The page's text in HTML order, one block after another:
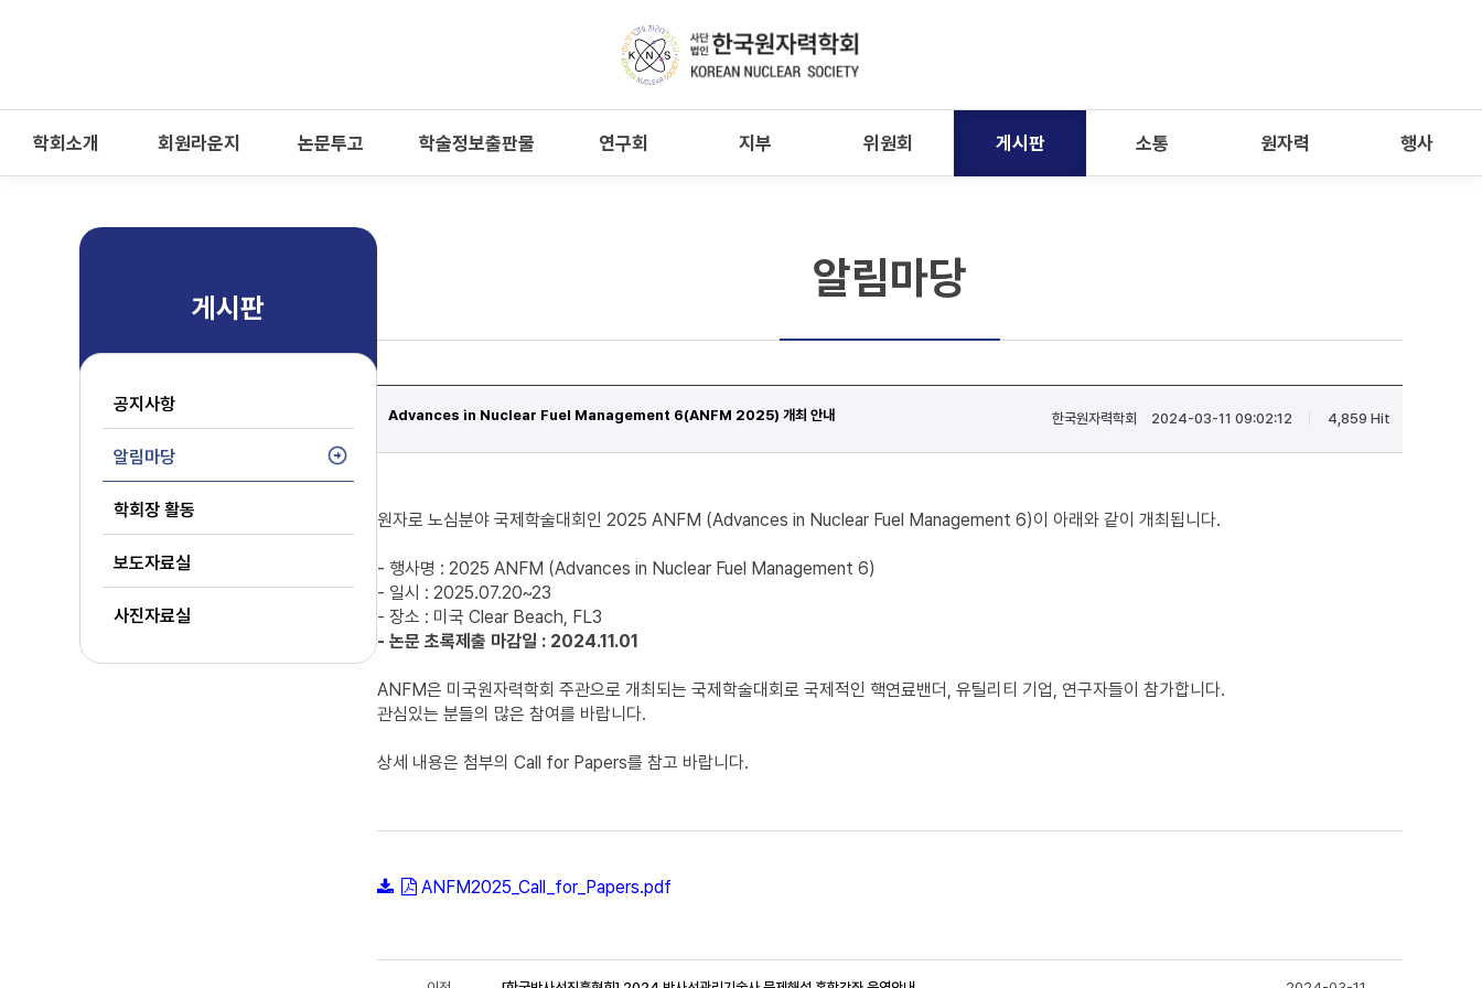
학회소개 회원라운지 논문투고 학술정보출판물 연구회 지부 위원회 게시판 소통 원자력 행사
게시판
공지사항
알림마당
학회장 활동
보도자료실
사진자료실
알림마당
Advances in Nuclear Fuel Management 6(ANFM 2025) 개최 안내 한국원자력학회| 2024-03-11 09:02:12 4,859 Hit
원자로 노심분야 국제학술대회인 2025 ANFM (Advances in Nuclear Fuel Management 6)이 아래와 같이 개최됩니다.
- 행사명 : 2025 ANFM (Advances in Nuclear Fuel Management 6)
- 일시 : 2025.07.20~23
- 장소 : 미국 Clear Beach, FL3
- 논문 초록제출 마감일 : 2024.11.01
ANFM은 미국원자력학회 주관으로 개최되는 국제학술대회로 국제적인 핵연료밴더, 유틸리티 기업, 연구자들이 참가합니다.
관심있는 분들의 많은 참여를 바랍니다.
상세 내용은 첨부의 Call for Papers를 참고 바랍니다.
ANFM2025_Call_for_Papers.pdf